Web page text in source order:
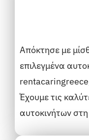
Απόκτησε με
επιλεγμένα
rentacaringreece
Έχουμε τις
αυτοκινήτων